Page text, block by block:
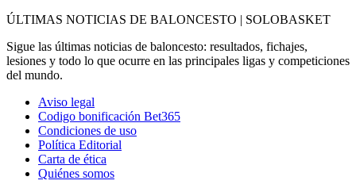
ÚLTIMAS NOTICIAS DE BALONCESTO | SOLOBASKET
Sigue las últimas noticias de baloncesto: resultados, fichajes,
lesiones y todo lo que ocurre en las principales ligas y competiciones
del mundo.
Aviso legal
Codigo bonificación Bet365
Condiciones de uso
Política Editorial
Carta de ética
Quiénes somos